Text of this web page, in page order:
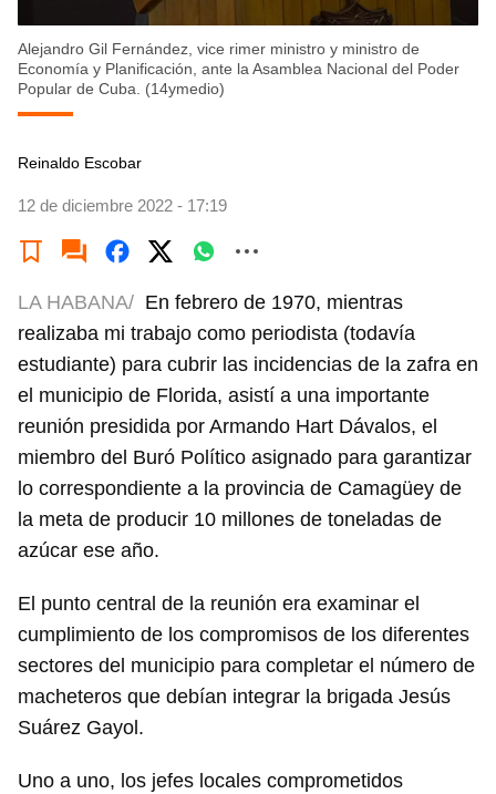
Alejandro Gil Fernández, vice rimer ministro y ministro de
Economía y Planificación, ante la Asamblea Nacional del Poder
Popular de Cuba. (14ymedio)
Reinaldo Escobar
12 de diciembre 2022 - 17:19
LA HABANA/ En febrero de 1970, mientras
realizaba mi trabajo como periodista (todavía
estudiante) para cubrir las incidencias de la zafra en
el municipio de Florida, asistí a una importante
reunión presidida por Armando Hart Dávalos, el
miembro del Buró Político asignado para garantizar
lo correspondiente a la provincia de Camagüey de
la meta de producir 10 millones de toneladas de
azúcar ese año.
El punto central de la reunión era examinar el
cumplimiento de los compromisos de los diferentes
sectores del municipio para completar el número de
macheteros que debían integrar la brigada Jesús
Suárez Gayol.
Uno a uno, los jefes locales comprometidos